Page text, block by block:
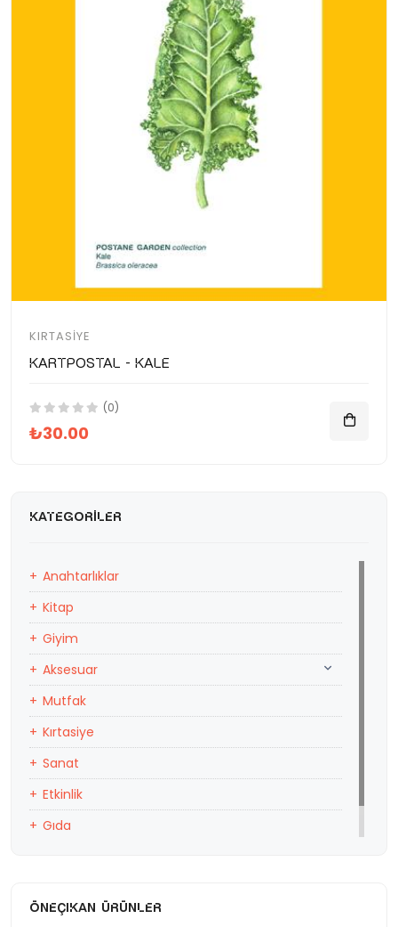
KIRTASIYE
Kartpostal - Kale
(0)
₺30.00
KATEGORILER
Anahtarlıklar
Kitap
Giyim
Aksesuar
Mutfak
Kırtasiye
Sanat
Etkinlik
Gıda
ÖNEÇIKAN ÜRÜNLER